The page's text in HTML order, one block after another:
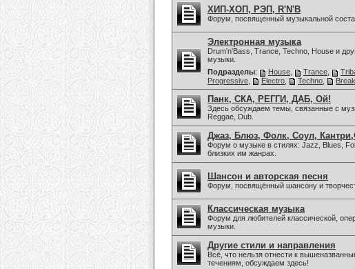
ХИП-ХОП, РЭП, R'N'B
Форум, посвященный музыкальной
Электронная музыка
Drum'n'Bass, Trance, Techno, House и
музыки.
Подразделы: House Trance
Progressive
Electro Techno
Панк, СКА, РЕГГИ, ДАБ, Ой!
Здесь обсуждаем темы, связанные с
Reggae, Dub.
Джаз, Блюз, Фолк, Соул,
Форум о музыке в стилях: Jazz, Blues,
близких им жанрах.
Шансон и авторская песня
Форум, посвящённый шансону и
Классическая музыка
Форум для любителей классической,
музыки.
Другие стили и направления
Всё, что нельзя отнести к
течениям, обсуждаем здесь!